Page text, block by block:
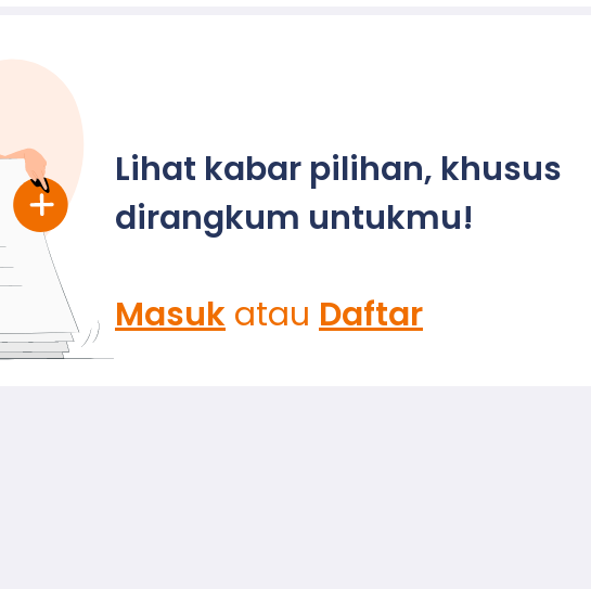
Lihat kabar pilihan, khusus
dirangkum untukmu!
Masuk atau Daftar